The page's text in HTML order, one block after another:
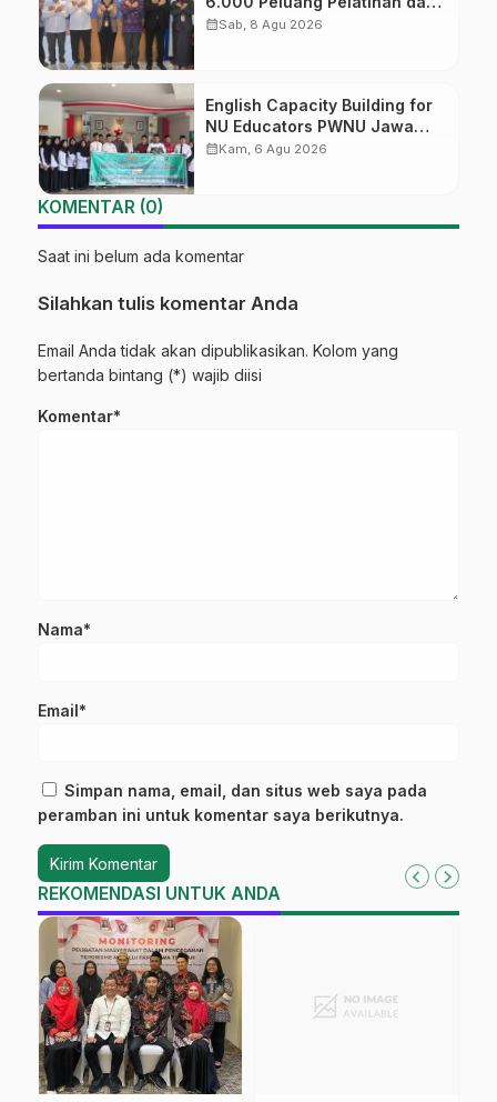
Sertifikasi bagi Lulusan SMK
calendar_monthSab, 8 Agu 2026
English Capacity Building for
NU Educators PWNU Jawa
Tengah Batch#4; Membuka
calendar_monthKam, 6 Agu 2026
KOMENTAR (0)
Saat ini belum ada komentar
Silahkan tulis komentar Anda
Email Anda tidak akan dipublikasikan. Kolom yang
bertanda bintang (*) wajib diisi
Komentar*
Nama*
Email*
Simpan nama, email, dan situs web saya pada
peramban ini untuk komentar saya berikutnya.
REKOMENDASI UNTUK ANDA